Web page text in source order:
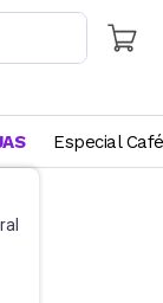
Especial Café